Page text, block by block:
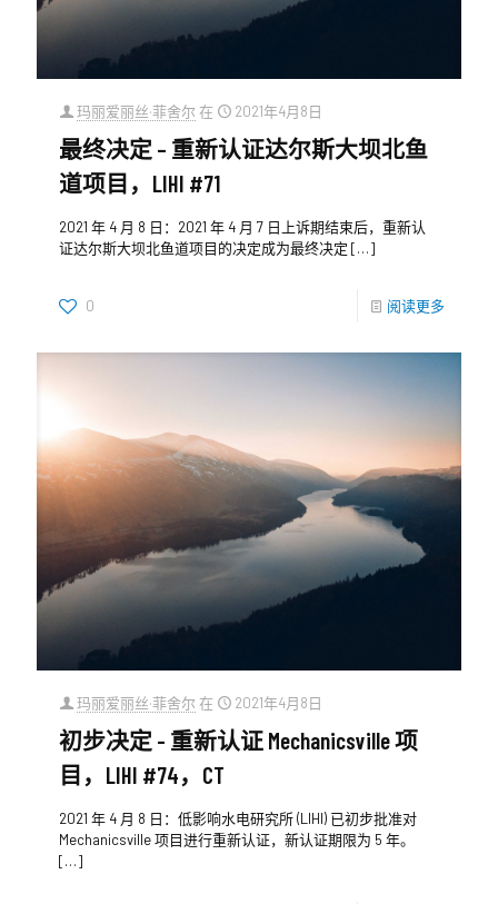
玛丽爱丽丝·菲舍尔 在 2021年4月8日
最终决定 – 重新认证达尔斯大坝北鱼
道项目，LIHI #71
2021 年 4 月 8 日：2021 年 4 月 7 日上诉期结束后，重新认
证达尔斯大坝北鱼道项目的决定成为最终决定 […]
0 阅读更多
玛丽爱丽丝·菲舍尔 在 2021年4月8日
初步决定 - 重新认证 Mechanicsville 项
目，LIHI #74，CT
2021 年 4 月 8 日：低影响水电研究所 (LIHI) 已初步批准对
Mechanicsville 项目进行重新认证，新认证期限为 5 年。
[…]